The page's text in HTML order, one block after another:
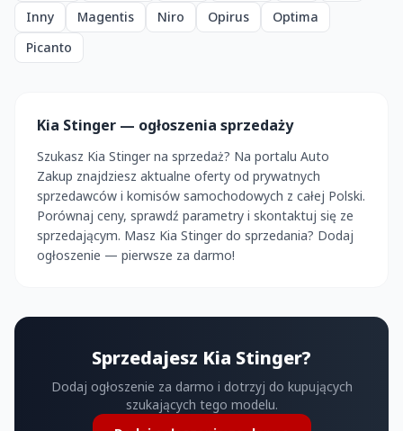
Inny
Magentis Niro Opirus
Optima
Picanto
Kia Stinger — ogłoszenia sprzedaży
Szukasz Kia Stinger na sprzedaż? Na portalu Auto
Zakup znajdziesz aktualne oferty od prywatnych
sprzedawców i komisów samochodowych z całej Polski.
Porównaj ceny, sprawdź parametry i skontaktuj się ze
sprzedającym. Masz Kia Stinger do sprzedania? Dodaj
ogłoszenie — pierwsze za darmo!
Sprzedajesz Kia Stinger?
Dodaj ogłoszenie za darmo i dotrzyj do kupujących
szukających tego modelu.